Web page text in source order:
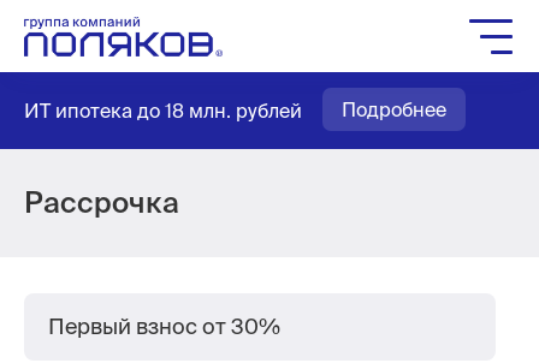
ИТ ипотека до 18 млн. рублей Подробнее
Группа компаний
Жилое строительство
Социальное строительство
Мастер-планирование
Выбор кладовых
Рассрочка
Первый взнос от 30%